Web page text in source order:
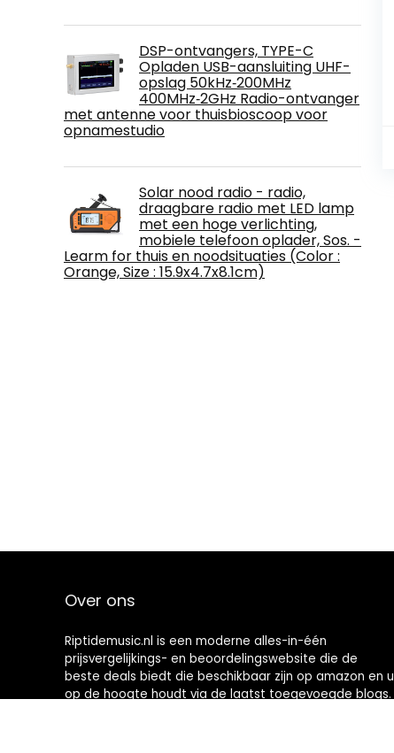
DSP-ontvangers, TYPE-C
Opladen USB-aansluiting UHF-
opslag 50kHz‑200MHz
400MHz‑2GHz Radio-ontvanger
met antenne voor thuisbioscoop voor
opnamestudio
Solar nood radio - radio,
draagbare radio met LED lamp
met een hoge verlichting,
mobiele telefoon oplader, Sos. -
Learm for thuis en noodsituaties (Color :
Orange, Size : 15.9x4.7x8.1cm)
Over ons
Riptidemusic.nl is een moderne alles-in-één
prijsvergelijkings- en beoordelingswebsite die de
beste deals biedt die beschikbaar zijn op amazon en u
op de hoogte houdt via de laatst toegevoegde blogs.